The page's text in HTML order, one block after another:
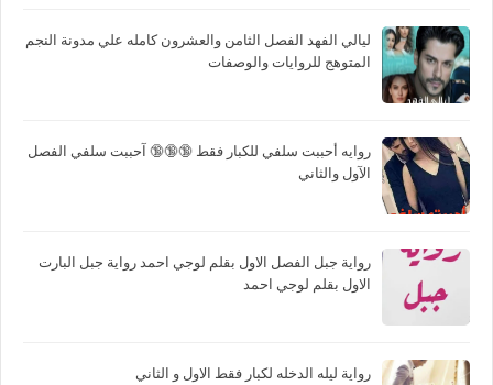
ليالي الفهد الفصل الثامن والعشرون كامله علي مدونة النجم
المتوهج للروايات والوصفات
روايه أحببت سلفي للكبار فقط 🔞🔞🔞 آحببت سلفي الفصل
الآول والثاني
رواية جبل الفصل الاول بقلم لوجي احمد رواية جبل البارت
الاول بقلم لوجي احمد
رواية ليله الدخله لكبار فقط الاول و الثاني